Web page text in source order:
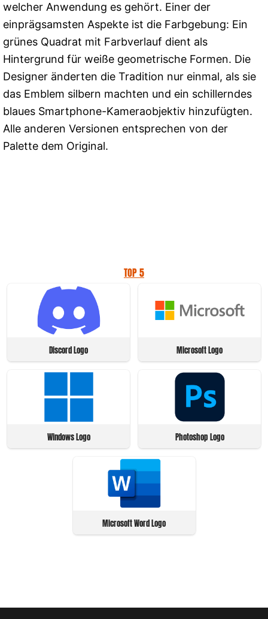
welcher Anwendung es gehört. Einer der
einprägsamsten Aspekte ist die Farbgebung: Ein
grünes Quadrat mit Farbverlauf dient als
Hintergrund für weiße geometrische Formen. Die
Designer änderten die Tradition nur einmal, als sie
das Emblem silbern machten und ein schillerndes
blaues Smartphone-Kameraobjektiv hinzufügten.
Alle anderen Versionen entsprechen von der
Palette dem Original.
TOP 5
Discord Logo Microsoft Logo
Windows Logo Photoshop Logo
Microsoft Word Logo